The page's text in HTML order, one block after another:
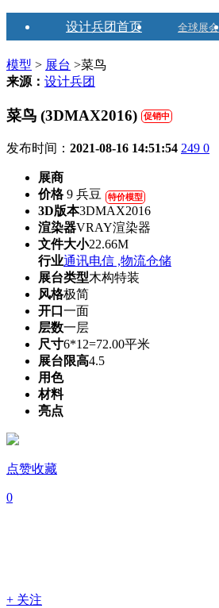
设计兵团首页 全球展会
模型 > 展台 >菜鸟
来源： 设计兵团
菜鸟 (3DMAX2016) 促销中
发布时间： 2021-08-16 14:51:54 249 0
展商
价格9 兵豆 特价模型
3D版本3DMAX2016
渲染器VRAY渲染器
文件大小22.66M
行业通讯电信 ,物流仓储
展台类型木构特装
风格极简
开口 一面
层数一层
尺寸6*12=72.00平米
展台限高4.5
用色
材料
亮点
点赞收藏
0
+ 关注